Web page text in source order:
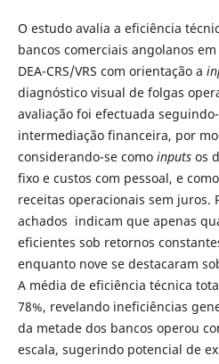
O estudo avalia a eficiência
bancos comerciais angolanos
DEA-CRS/VRS com orientação a
diagnóstico visual de folgas
avaliação foi efectuada
intermediação financeira, por
considerando-se comoinputsos
fixo e custos com pessoal, e como
receitas operacionais sem juros.
achados indicam que apenas
eficientes sob retornos
enquanto nove se destacaram
A média de eficiência técnica
78%, revelando ineficiências
da metade dos bancos operou
escala, sugerindo potencial de